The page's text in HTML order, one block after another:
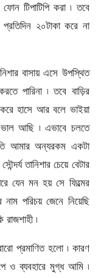
টিপাটিপি করা ৷ তবে
প্রতিদিন ২০টাকা করে না
বাসায় এসে উপস্থিত
পারিনা ৷ তবে বাড়ির
হাসে আর বলে ভাইয়া
আছি ৷ এভাবে চলতে
আমার অন্যরকম একটা
তানিশার চেয়ে বেটার
যেন মন হয় সে ফিল্মের
নাম পরিচয় জেনে নিয়েছি
৷
প্রমাণিত হলো ৷ কারণ
ও ব্যবহারে মুগ্ধ আমি ৷